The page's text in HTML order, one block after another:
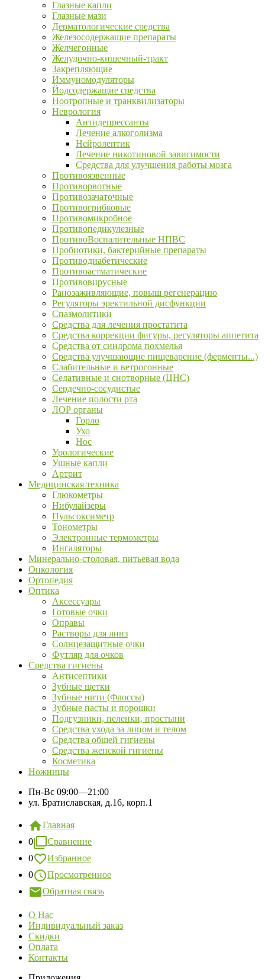
Глазные капли
Глазные мази
Дерматологические средства
Железосодержащие препараты
Желчегонные
Желудочно-кишечный-тракт
Закрепляющие
Иммуномодуляторы
Йодсодержащие средства
Ноотропные и транквилизаторы
Неврология
Антидепрессанты
Лечение алкоголизма
Нейролептик
Лечение никотиновой зависимости
Средства для улучшения работы мозга
Противоязвенные
Противорвотные
Противозачаточные
Противогрибковые
Противомикробное
Противопедикулезные
ПротивоВоспалительные НПВС
Пробиотики, бактерийные препараты
Противодиабетические
Противоастматические
Противовирусные
Ранозаживляющие, повыш регенерацию
Регуляторы эректильной дисфункции
Спазмолитики
Средства для лечения простатита
Средства коррекции фигуры, регуляторы аппетита
Средства от синдрома похмелья
Средства улучшающие пищеварение (ферменты...)
Слабительные и ветрогонные
Седативные и снотворные (ЦНС)
Сердечно-сосудистые
Лечение полости рта
ЛОР органы
Горло
Ухо
Нос
Урологические
Ушные капли
Артрит
Медицинская техника
Глюкометры
Нибулайзеры
Пульсоксиметр
Тонометры
Электронные термометры
Ингаляторы
Минерально-столовая, питьевая вода
Онкология
Ортопедия
Оптика
Аксессуары
Готовые очки
Оправы
Растворы для линз
Солнцезащитные очки
Футляр для очков
Средства гигиены
Антисептики
Зубные щетки
Зубные нити (Флоссы)
Зубные пасты и порошки
Подгузники, пеленки, простыни
Средства ухода за лицом и телом
Средства общей гигиены
Средства женской гигиены
Косметика
Ножницы
Пн-Вс 09:00—21:00
ул. Братиславская, д.16, корп.1
Главная
0
Сравнение
0
Избранное
0
Просмотренное
Обратная связь
О Нас
Индивидуальный заказ
Скидки
Оплата
Контакты